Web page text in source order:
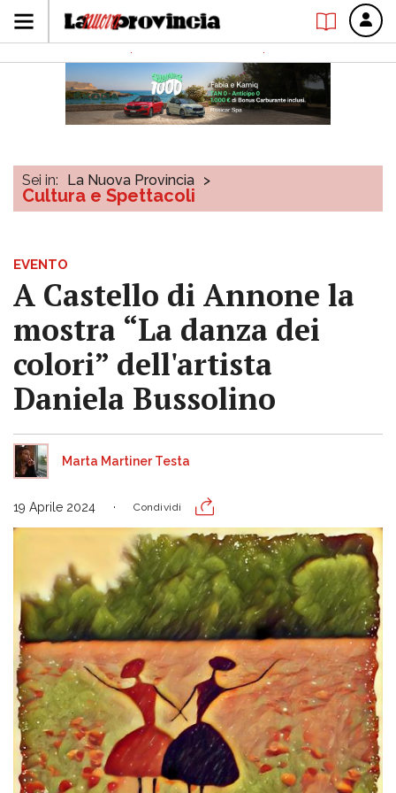
Sei in: La Nuova Provincia >
Cultura e Spettacoli
EVENTO
A Castello di Annone la
mostra “La danza dei
colori” dell'artista
Daniela Bussolino
Marta Martiner Testa
19 Aprile 2024 Condividi